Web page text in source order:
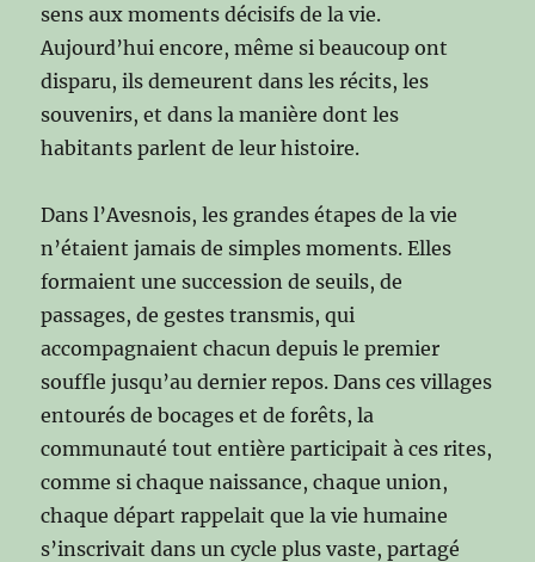
sens aux moments décisifs de la vie.
Aujourd’hui encore, même si beaucoup ont
disparu, ils demeurent dans les récits, les
souvenirs, et dans la manière dont les
habitants parlent de leur histoire.
Dans l’Avesnois, les grandes étapes de la vie
n’étaient jamais de simples moments. Elles
formaient une succession de seuils, de
passages, de gestes transmis, qui
accompagnaient chacun depuis le premier
souffle jusqu’au dernier repos. Dans ces villages
entourés de bocages et de forêts, la
communauté tout entière participait à ces rites,
comme si chaque naissance, chaque union,
chaque départ rappelait que la vie humaine
s’inscrivait dans un cycle plus vaste, partagé